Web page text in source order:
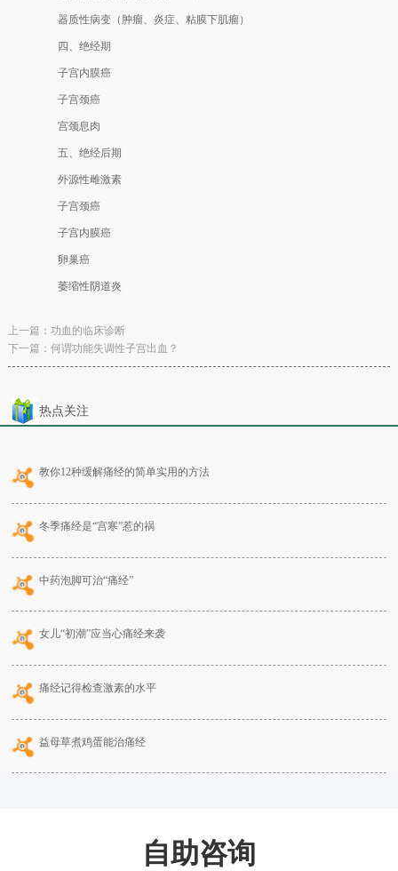
器质性病变（肿瘤、炎症、粘膜下肌瘤）
四、绝经期
子宫内膜癌
子宫颈癌
宫颈息肉
五、绝经后期
外源性雌激素
子宫颈癌
子宫内膜癌
卵巢癌
萎缩性阴道炎
上一篇： 功血的临床诊断
下一篇： 何谓功能失调性子宫出血？
热点关注
教你12种缓解痛经的简单实用的方法
冬季痛经是“宫寒”惹的祸
中药泡脚可治“痛经”
女儿“初潮”应当心痛经来袭
痛经记得检查激素的水平
益母草煮鸡蛋能治痛经
自助咨询